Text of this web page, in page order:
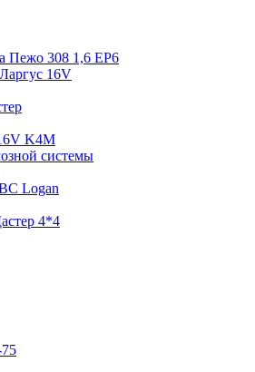
Пежо 308 1,6 EP6
16V
K4M
системы
Logan
4*4